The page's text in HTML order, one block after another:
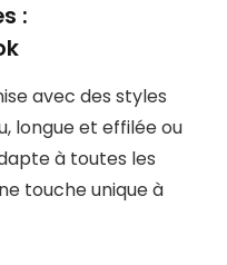
:
avec des styles
longue et effilée ou
à toutes les
touche unique à